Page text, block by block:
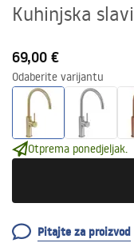
Kuhinjska
69,00 €
Odaberite varijantu
Otprema ponedjeljak.
Pitajte za proizvod